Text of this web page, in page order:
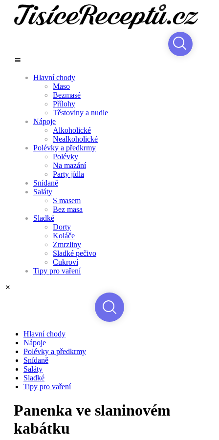
Hlavní chody
Maso
Bezmasé
Přílohy
Těstoviny a nudle
Nápoje
Alkoholické
Nealkoholické
Polévky a předkrmy
Polévky
Na mazání
Party jídla
Snídaně
Saláty
S masem
Bez masa
Sladké
Dorty
Koláče
Zmrzliny
Sladké pečivo
Cukroví
Tipy pro vaření
Hlavní chody
Nápoje
Polévky a předkrmy
Snídaně
Saláty
Sladké
Tipy pro vaření
Panenka ve slaninovém
kabátku